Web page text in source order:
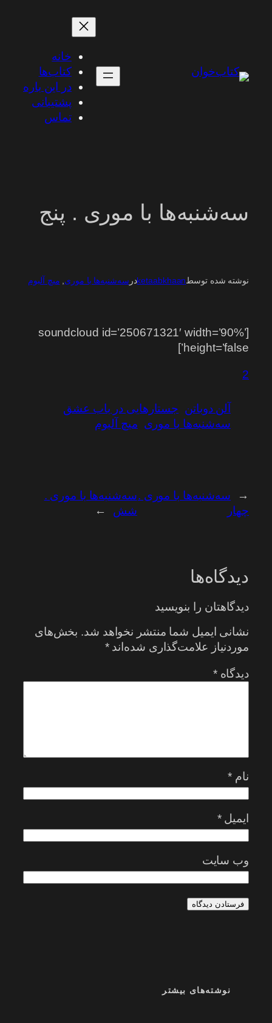
خانه
کتاب‌ها
در این باره
پشتیبانی
تماس
سه‌شنبه‌ها با موری . پنج
نوشته شده توسطketaabkhaanدر سه‌شنبه‌ها با موری میچ آلبوم
[soundcloud id=’250671321′ width=’90%’
height=’false’]
2
آلن دوباتن جستارهایی در باب عشق
سه‌شنبه‌ها با موری میچ آلبوم
←
سه‌شنبه‌ها با موری .
چهار
سه‌شنبه‌ها با موری .
شش
→
دیدگاه‌ها
دیدگاهتان را بنویسید
نشانی ایمیل شما منتشر نخواهد شد. بخش‌های
موردنیاز علامت‌گذاری شده‌اند*
دیدگاه*
نام *
ایمیل*
وب‌ سایت
نوشته‌های بیشتر